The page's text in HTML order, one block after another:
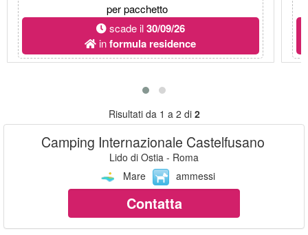
per pacchetto
scade il30/09/26
informula residence
Risultati da 1 a 2 di 2
Camping Internazionale Castelfusano
Lido di Ostia - Roma
Mare
ammessi
Contatta